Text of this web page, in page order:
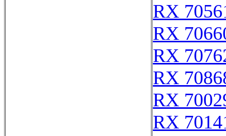
RX
RX
RX
RX
RX
RX